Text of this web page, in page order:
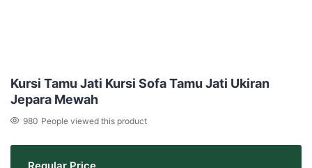
Kursi Tamu Jati Kursi Sofa Tamu Jati Ukiran
Jepara Mewah
980 People viewed this product
Regular Price